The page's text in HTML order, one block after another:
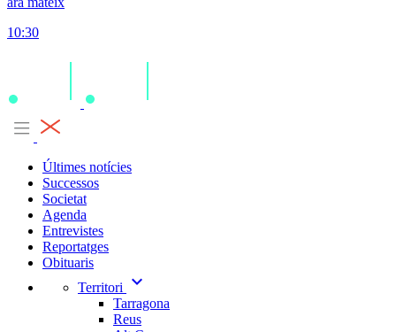
10:30
Últimes notícies
Successos
Societat
Agenda
Entrevistes
Reportatges
Obituaris
Territori
expand_more
Tarragona
Reus